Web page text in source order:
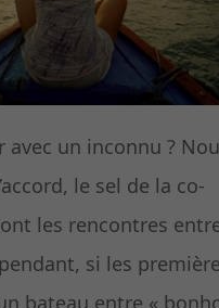
avec un inconnu ?
le sel de la co-
les rencontres
si les